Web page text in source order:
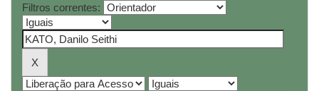
Filtros correntes: